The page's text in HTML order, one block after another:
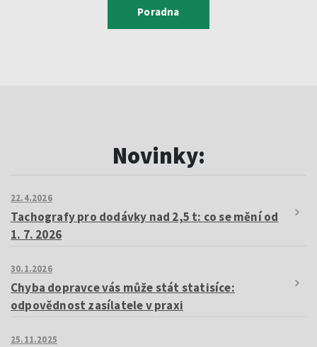
Poradna
Novinky:
22.4.2026
Tachografy pro dodávky nad 2,5 t: co se mění od
1. 7. 2026
30.1.2026
Chyba dopravce vás může stát statisíce:
odpovědnost zasílatele v praxi
25.11.2025